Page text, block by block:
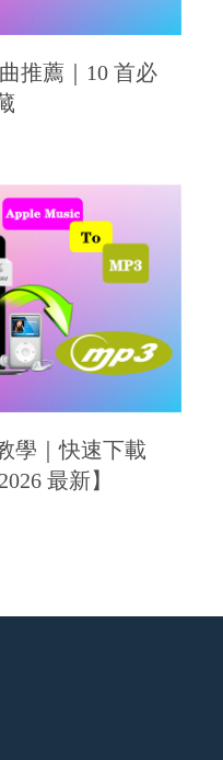
推薦｜10 首必
學｜快速下載
最新】